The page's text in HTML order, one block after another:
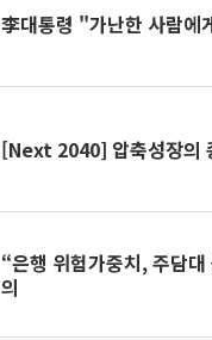
李대통령 "가난한 사람에
[Next 2040] 압축성장의
“은행 위험가중치, 주담
의